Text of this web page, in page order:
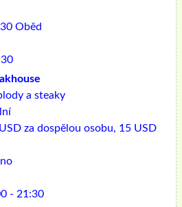
Oběd
a steaky
za dospělou osobu, 15 USD
- 21:30